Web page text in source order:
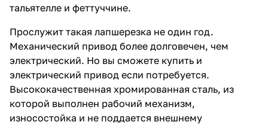
тальятелле и феттуччине.
Прослужит такая лапшерезка не один год.
Механический привод более долговечен, чем
электрический. Но вы сможете купить и
электрический привод если потребуется.
Высококачественная хромированная сталь, из
которой выполнен рабочий механизм,
износостойка и не поддается внешнему